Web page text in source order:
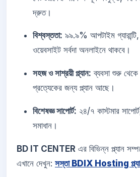
দ্রুত।
বিশ্বস্ততা: ৯৯.৯% আপটাইম
ওয়েবসাইট সর্বদা অনলাইনে থাকবে।
সহজ ও সাশ্রয়ী প্ল্যান: ব্যবসা শুরু থেকে
প্রত্যেকের জন্য প্ল্যান আছে।
বিশেষজ্ঞ সাপোর্ট: ২৪/৭ কাস্টমার
সমাধান।
BD IT CENTER এর বিভিন্ন প্ল্যান
এখানে দেখুন: সস্তা BDIX Hosting